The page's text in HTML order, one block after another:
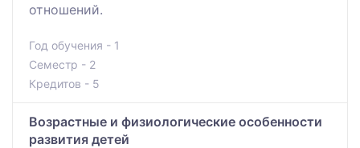
отношений.
Год обучения - 1
Семестр - 2
Кредитов - 5
Возрастные и физиологические особенности
развития детей